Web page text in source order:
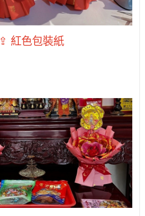
⇪ 紅色包裝紙